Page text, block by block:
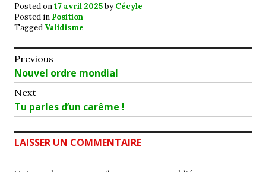
Posted on17 avril 2025byCécyle
Posted in Position
Tagged Validisme
Navigation
de
l’article
Previous
Previous
post:
Nouvel ordre mondial
Next
Next
post:
Tu parles d’un carême !
LAISSER UN COMMENTAIRE